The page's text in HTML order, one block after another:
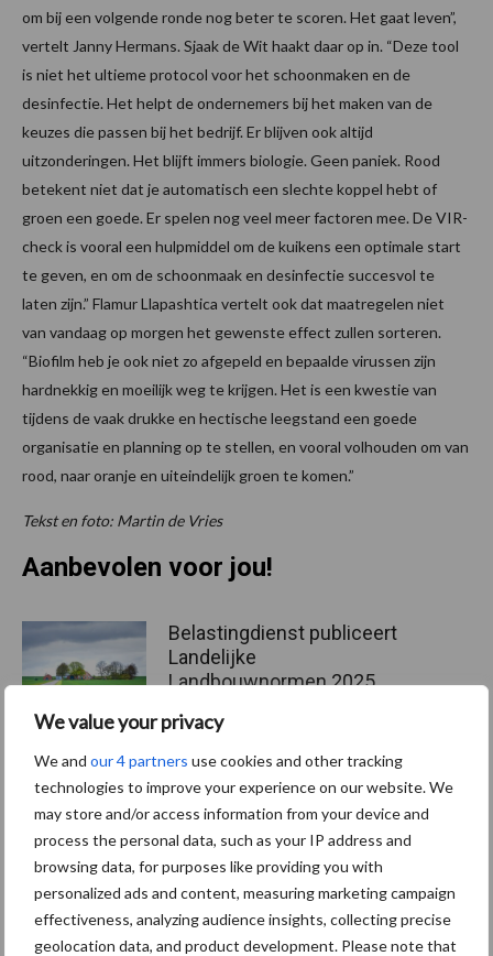
We value your privacy
We and our 4 partners use cookies and other tracking
technologies to improve your experience on our website. We
may store and/or access information from your device and
process the personal data, such as your IP address and
browsing data, for purposes like providing you with
personalized ads and content, measuring marketing campaign
effectiveness, analyzing audience insights, collecting precise
geolocation data, and product development. Please note that
om bij een volgende ronde nog beter te scoren. Het gaat leven”,
vertelt Janny Hermans. Sjaak de Wit haakt daar op in. “Deze tool
is niet het ultieme protocol voor het schoonmaken en de
desinfectie. Het helpt de ondernemers bij het maken van de
keuzes die passen bij het bedrijf. Er blijven ook altijd
uitzonderingen. Het blijft immers biologie. Geen paniek. Rood
betekent niet dat je automatisch een slechte koppel hebt of
groen een goede. Er spelen nog veel meer factoren mee. De VIR-
check is vooral een hulpmiddel om de kuikens een optimale start
te geven, en om de schoonmaak en desinfectie succesvol te
laten zijn.” Flamur Llapashtica vertelt ook dat maatregelen niet
van vandaag op morgen het gewenste effect zullen sorteren.
“Biofilm heb je ook niet zo afgepeld en bepaalde virussen zijn
hardnekkig en moeilijk weg te krijgen. Het is een kwestie van
tijdens de vaak drukke en hectische leegstand een goede
organisatie en planning op te stellen, en vooral volhouden om van
rood, naar oranje en uiteindelijk groen te komen.”
Tekst en foto: Martin de Vries
Aanbevolen voor jou!
Belastingdienst publiceert
Landelijke
Landbouwnormen 2025
10 praktisch tips om je voor
te bereiden op mogelijke
uitval van het stroomnet
EU-pluimveesector groeit
door, maar tempo vlakt af